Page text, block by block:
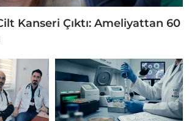
Kanseri Çıktı: Ameliyattan 60